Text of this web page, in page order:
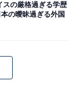
スの厳格過ぎる学歴
の曖昧過ぎる外国